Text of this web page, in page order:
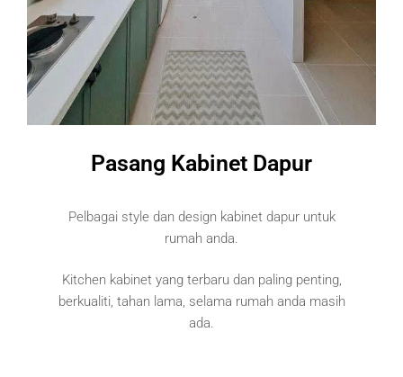
Pasang Kabinet Dapur
Pelbagai style dan design kabinet dapur untuk
rumah anda.
Kitchen kabinet yang terbaru dan paling penting,
berkualiti, tahan lama, selama rumah anda masih
ada.